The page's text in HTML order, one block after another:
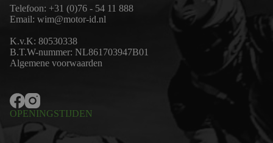
Telefoon: +31 (0)76 - 54 11 888
Email: wim@motor-id.nl
K.v.K: 80530338
B.T.W-nummer: NL861703947B01
Algemene voorwaarden
OPENINGSTIJDEN